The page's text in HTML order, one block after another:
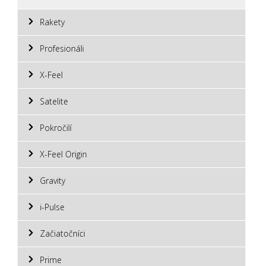
Rakety
Profesionáli
X-Feel
Satelite
Pokročilí
X-Feel Origin
Gravity
i-Pulse
Začiatočníci
Prime